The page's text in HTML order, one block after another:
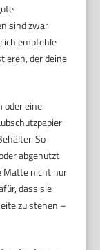
sind zwar
ich empfehle
der deine
oder eine
So
abgenutzt
Matte nicht nur
dass sie
zu stehen –